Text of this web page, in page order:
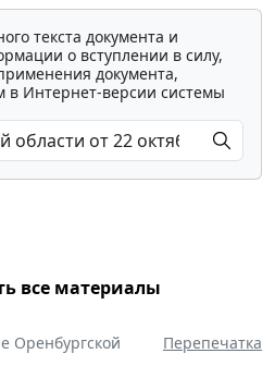
текста документа и
о вступлении в силу,
документа,
в Интернет-версии системы
все материалы
Оренбургской
Перепечатка